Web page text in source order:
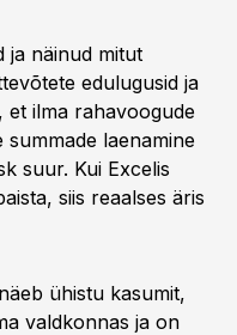
ja näinud mitut
edulugusid ja
et ilma rahavoogude
laenamine
suur. Kui Excelis
siis reaalses äris
ühistu kasumit,
valdkonnas ja on